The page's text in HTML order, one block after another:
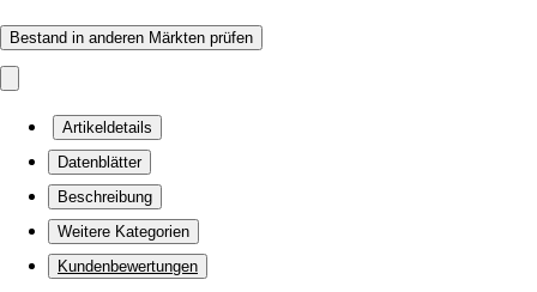
Bestand in anderen Märkten prüfen
Artikeldetails
Datenblätter
Beschreibung
Weitere Kategorien
Kundenbewertungen